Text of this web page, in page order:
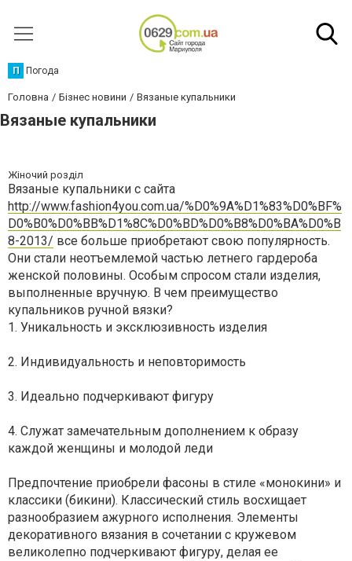
П Погода
Головна Бізнес новини Вязаные купальники
Вязаные купальники
Жіночий розділ
Вязаные купальники с сайта
http://www.fashion4you.com.ua/%D0%9A%D1%83%D0%BF%
D0%B0%D0%BB%D1%8C%D0%BD%D0%B8%D0%BA%D0%B
8-2013/ все больше приобретают свою популярность.
Они стали неотъемлемой частью летнего гардероба
женской половины. Особым спросом стали изделия,
выполненные вручную. В чем преимущество
купальников ручной вязки?
1. Уникальность и эксклюзивность изделия
2. Индивидуальность и неповторимость
3. Идеально подчеркивают фигуру
4. Служат замечательным дополнением к образу
каждой женщины и молодой леди
Предпочтение приобрели фасоны в стиле «монокини» и
классики (бикини). Классический стиль восхищает
разнообразием ажурного исполнения. Элементы
декоративного вязания в сочетании с кружевом
великолепно подчеркивают фигуру, делая ее